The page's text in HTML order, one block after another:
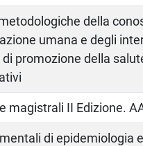
della
umana e degli
promozione della
magistrali II Edizione.
di epidemiologia